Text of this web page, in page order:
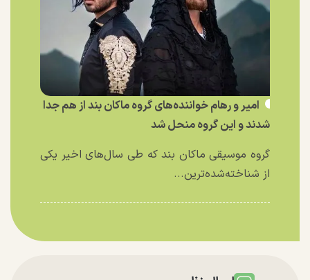
امیر و رهام خواننده‌های گروه ماکان بند از هم جدا
شدند و این گروه منحل شد
گروه موسیقی ماکان بند که طی سال‌های اخیر یکی
از شناخته‌شده‌ترین...